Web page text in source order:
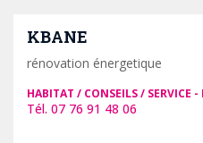
KBANE
rénovation énergetique
HABITAT / CONSEILS / SERVICE
07 76 91 48 06